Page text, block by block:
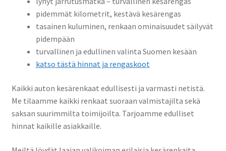
pidemmät kilometrit, kestävä kesärengas
tasainen kuluminen, renkaan ominaisuudet säilyvät
pidempään
turvallinen ja edullinen valinta Suomen kesään
katso tästä hinnat ja rengaskoot
Kaikki auton kesärenkaat edullisesti ja varmasti netistä.
Me tilaamme kaikki renkaat suoraan valmistajilta sekä
saksan suurimmilta toimijoilta. Tarjoamme edulliset
hinnat kaikille asiakkaille.